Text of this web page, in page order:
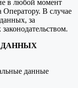
в любой момент
Оператору. В случае
за
ДАННЫХ
данные